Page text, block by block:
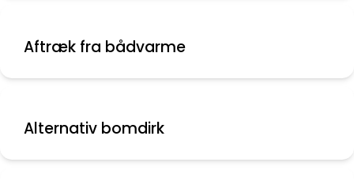
Aftræk fra bådvarme
Alternativ bomdirk